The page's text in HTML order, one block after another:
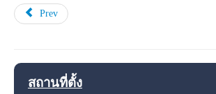
Prev
สถานที่ตั้ง